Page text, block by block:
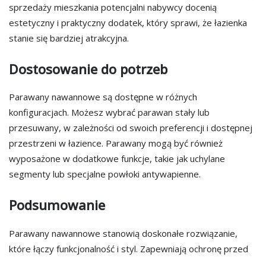
sprzedaży mieszkania potencjalni nabywcy docenią
estetyczny i praktyczny dodatek, który sprawi, że łazienka
stanie się bardziej atrakcyjna.
Dostosowanie do potrzeb
Parawany nawannowe są dostępne w różnych
konfiguracjach. Możesz wybrać parawan stały lub
przesuwany, w zależności od swoich preferencji i dostępnej
przestrzeni w łazience. Parawany mogą być również
wyposażone w dodatkowe funkcje, takie jak uchylane
segmenty lub specjalne powłoki antywapienne.
Podsumowanie
Parawany nawannowe stanowią doskonałe rozwiązanie,
które łączy funkcjonalność i styl. Zapewniają ochronę przed